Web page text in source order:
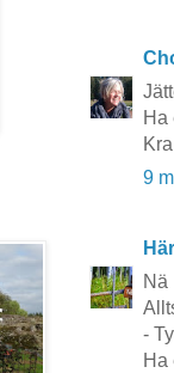
Ha
9
Nä
-
Ha